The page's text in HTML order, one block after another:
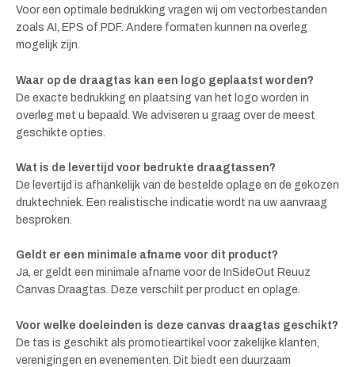
Voor een optimale bedrukking vragen wij om vectorbestanden
zoals AI, EPS of PDF. Andere formaten kunnen na overleg
mogelijk zijn.
Waar op de draagtas kan een logo geplaatst worden?
De exacte bedrukking en plaatsing van het logo worden in
overleg met u bepaald. We adviseren u graag over de meest
geschikte opties.
Wat is de levertijd voor bedrukte draagtassen?
De levertijd is afhankelijk van de bestelde oplage en de gekozen
druktechniek. Een realistische indicatie wordt na uw aanvraag
besproken.
Geldt er een minimale afname voor dit product?
Ja, er geldt een minimale afname voor de InSideOut Reuuz
Canvas Draagtas. Deze verschilt per product en oplage.
Voor welke doeleinden is deze canvas draagtas geschikt?
De tas is geschikt als promotieartikel voor zakelijke klanten,
verenigingen en evenementen. Dit biedt een duurzaam